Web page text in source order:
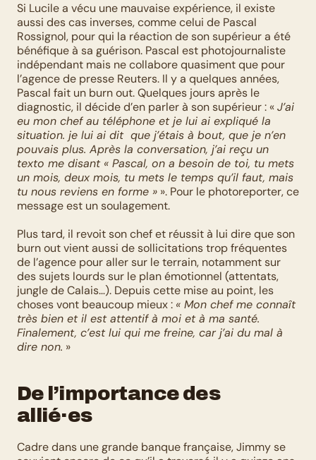
Si Lucile a vécu une mauvaise expérience, il existe
aussi des cas inverses, comme celui de Pascal
Rossignol, pour qui la réaction de son supérieur a été
bénéfique à sa guérison. Pascal est photojournaliste
indépendant mais ne collabore quasiment que pour
l’agence de presse Reuters. Il y a quelques années,
Pascal fait un burn out. Quelques jours après le
diagnostic, il décide d’en parler à son supérieur : « J’ai
eu mon chef au téléphone et je lui ai expliqué la
situation. je lui ai dit  que j’étais à bout, que je n’en
pouvais plus. Après la conversation, j’ai reçu un
texto me disant « Pascal, on a besoin de toi, tu mets
un mois, deux mois, tu mets le temps qu’il faut, mais
tu nous reviens en forme » ». Pour le photoreporter, ce
message est un soulagement.
Plus tard, il revoit son chef et réussit à lui dire que son
burn out vient aussi de sollicitations trop fréquentes
de l’agence pour aller sur le terrain, notamment sur
des sujets lourds sur le plan émotionnel (attentats,
jungle de Calais…). Depuis cette mise au point, les
choses vont beaucoup mieux : « Mon chef me connaît
très bien et il est attentif à moi et à ma santé.
Finalement, c’est lui qui me freine, car j’ai du mal à
dire non. »
De l’importance des
allié·es
Cadre dans une grande banque française, Jimmy se